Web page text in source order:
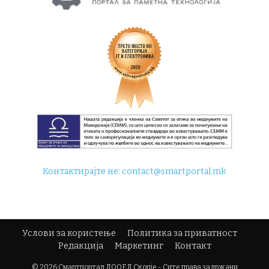
Контактирајте не:contact@smartportal.mk
Услови за користење
Политика за приватност
Редакција
Маркетинг Контакт
© 2026 Смартпортал ДООЕЛ Скопје - Сите права задржани